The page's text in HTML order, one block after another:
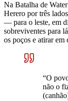
Na Batalha de
Herero por três
— para o leste, em
sobreviventes para
os poços e atirar em
“O
não o